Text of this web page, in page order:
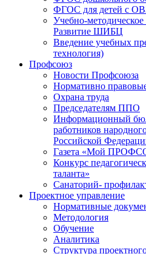
ФГОС для детей с
Учебно-
Развитие ШИБЦ
Введение учебных
технология)
Профсоюз
Новости Профсоюза
Нормативно
Охрана труда
Председателям ППО
Информационный
работников
Российской
Газета «Мой
Конкурс
таланта»
Санаторий-
Проектное управление
Нормативные
Методология
Обучение
Аналитика
Структура